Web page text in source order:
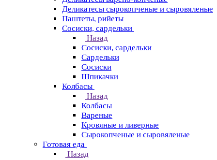
Деликатесы сырокопченые и сыровяленые
Паштеты, рийеты
Сосиски, сардельки
Назад
Сосиски, сардельки
Сардельки
Сосиски
Шпикачки
Колбасы
Назад
Колбасы
Вареные
Кровяные и ливерные
Сырокопченые и сыровяленые
Готовая еда
Назад